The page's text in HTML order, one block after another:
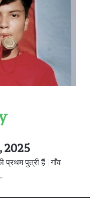
2025
प्रथम पुत्री हैं | गाँव